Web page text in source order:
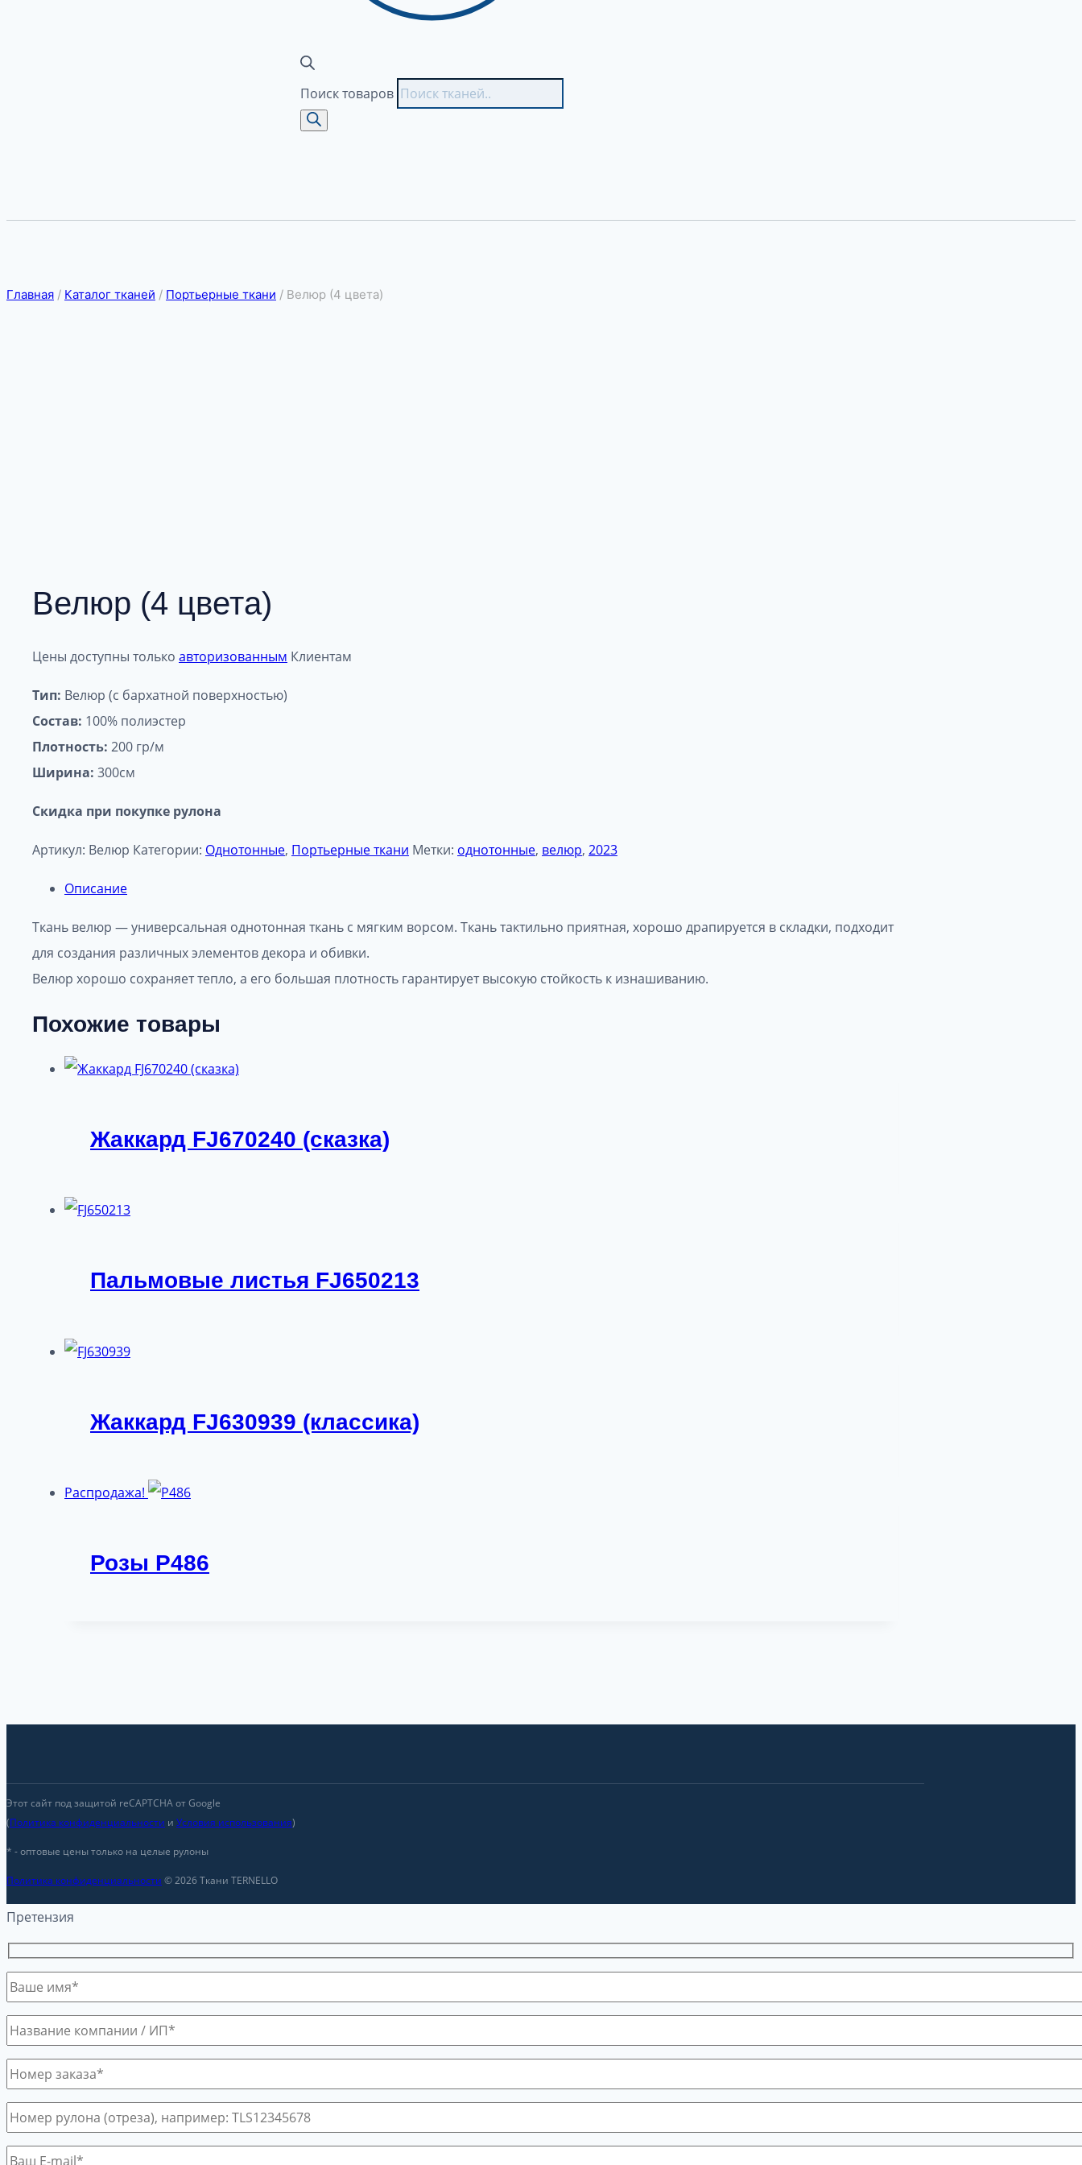
Поиск товаров
Главная / Каталог тканей / Портьерные ткани / Велюр (4 цвета)
Велюр (4 цвета)
Цены доступны только авторизованным Клиентам
Тип: Велюр (с бархатной поверхностью)
Состав: 100% полиэстер
Плотность: 200 гр/м
Ширина: 300см
Скидка при покупке рулона
Артикул: Велюр Категории: Однотонные, Портьерные ткани Метки: однотонные, велюр, 2023
Описание
Ткань велюр — универсальная однотонная ткань с мягким ворсом. Ткань тактильно приятная, хорошо драпируется в складки, подходит
для создания различных элементов декора и обивки.
Велюр хорошо сохраняет тепло, а его большая плотность гарантирует высокую стойкость к изнашиванию.
Похожие товары
Жаккард FJ670240 (сказка)
Пальмовые листья FJ650213
Жаккард FJ630939 (классика)
Распродажа!
Розы P486
Этот сайт под защитой reCAPTCHA от Google
(Политика конфиденциальности и Условия использования)
* - оптовые цены только на целые рулоны
Политика конфиденциальности © 2026 Ткани TERNELLO
Претензия